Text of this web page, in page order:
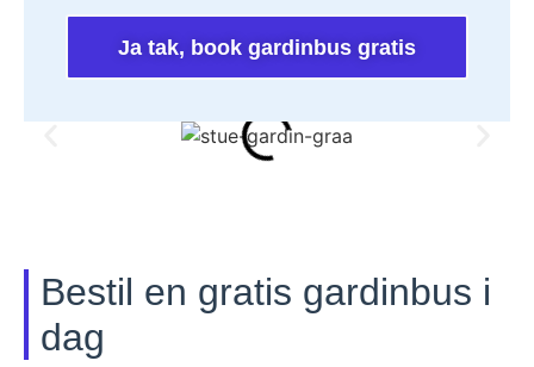
Ja tak, book gardinbus gratis
Bestil en gratis gardinbus i
dag